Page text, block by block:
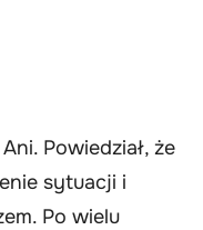
Powiedział, że
sytuacji i
Po wielu